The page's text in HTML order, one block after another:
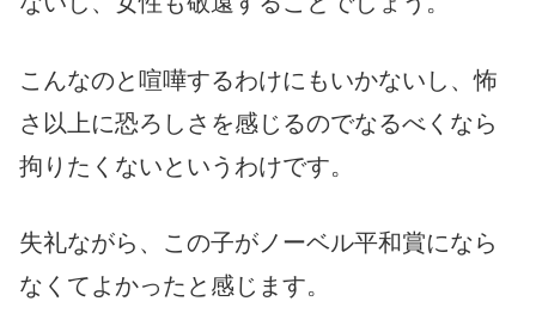
こんなのと喧嘩するわけにもいかないし、怖
さ以上に恐ろしさを感じるのでなるべくなら
拘りたくないというわけです。
失礼ながら、この子がノーベル平和賞になら
なくてよかったと感じます。